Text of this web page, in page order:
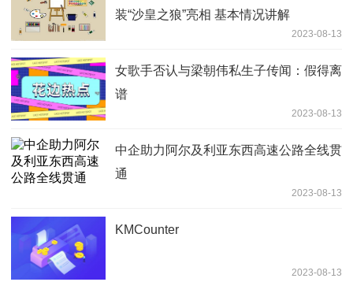
装“沙皇之狼”亮相 基本情况讲解
2023-08-13
女歌手否认与梁朝伟私生子传闻：假得离
谱
2023-08-13
中企助力阿尔及利亚东西高速公路全线贯
通
2023-08-13
KMCounter
2023-08-13